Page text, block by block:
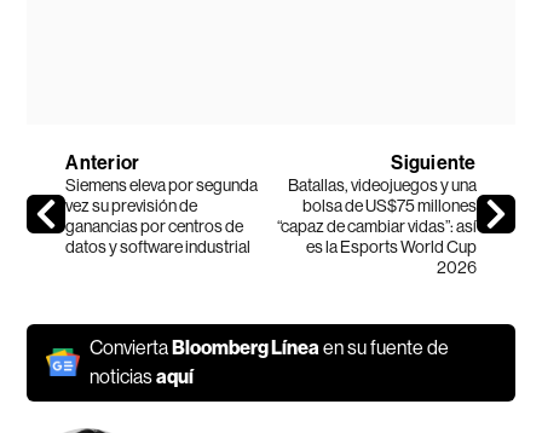
Anterior
Siemens eleva por segunda
vez su previsión de
ganancias por centros de
datos y software industrial
Siguiente
Batallas, videojuegos y una
bolsa de US$75 millones
“capaz de cambiar vidas”: así
es la Esports World Cup
2026
ConviertaBloomberg Línea en su fuente de
noticiasaquí